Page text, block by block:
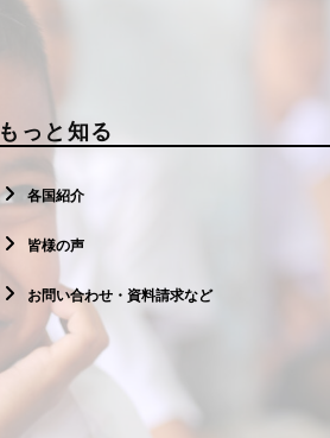
もっと知る
各国紹介
皆様の声
お問い合わせ・資料請求など